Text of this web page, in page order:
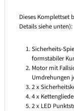
Dieses Komplettset
Details siehe unten):
Sicherheits-
formstabiler
Motor mit
Umdrehungen
2 x
4 x
2 x LED